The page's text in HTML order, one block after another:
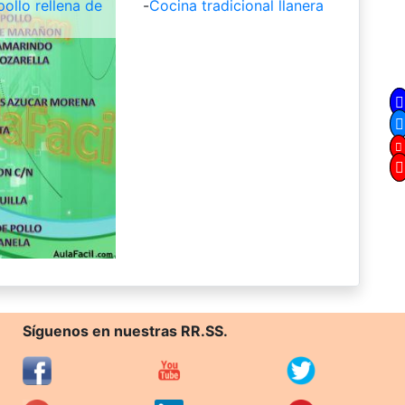
rellena de
-Cocina tradicional llanera
Síguenos en nuestras RR.SS.